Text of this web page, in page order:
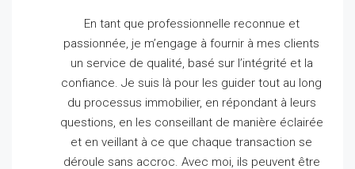
En tant que professionnelle reconnue et
passionnée, je m’engage à fournir à mes clients
un service de qualité, basé sur l’intégrité et la
confiance.Je suis là pour les guider tout au long
du processus immobilier, en répondant à leurs
questions, en les conseillant de manière éclairée
et en veillant à ce que chaque transaction se
déroule sans accroc. Avec moi, ils peuvent être